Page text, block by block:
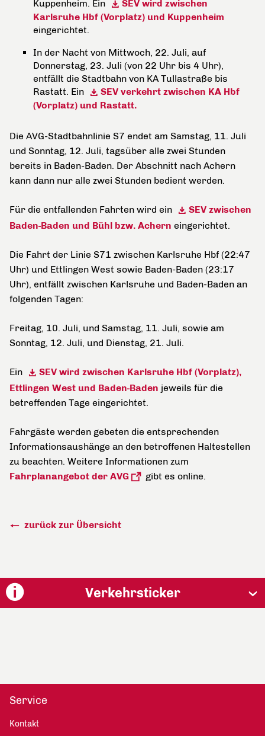
Kuppenheim. Ein
SEV wird zwischen
Karlsruhe Hbf (Vorplatz) und Kuppenheim
eingerichtet.
In der Nacht von Mittwoch, 22. Juli, auf
Donnerstag, 23. Juli (von 22 Uhr bis 4 Uhr),
entfällt die Stadtbahn von KA Tullastraße bis
Rastatt. Ein
SEV verkehrt zwischen KA Hbf
(Vorplatz) und Rastatt.
Die AVG-Stadtbahnlinie S7 endet am Samstag, 11. Juli
und Sonntag, 12. Juli, tagsüber alle zwei Stunden
bereits in Baden-Baden. Der Abschnitt nach Achern
kann dann nur alle zwei Stunden bedient werden.
Für die entfallenden Fahrten wird ein
SEV zwischen
Baden-Baden und Bühl bzw. Achern eingerichtet.
Die Fahrt der Linie S71 zwischen Karlsruhe Hbf (22:47
Uhr) und Ettlingen West sowie Baden-Baden (23:17
Uhr), entfällt zwischen Karlsruhe und Baden-Baden an
folgenden Tagen:
Freitag, 10. Juli, und Samstag, 11. Juli, sowie am
Sonntag, 12. Juli, und Dienstag, 21. Juli.
Ein
SEV wird zwischen Karlsruhe Hbf (Vorplatz),
Ettlingen West und Baden-Baden jeweils für die
betreffenden Tage eingerichtet.
Fahrgäste werden gebeten die entsprechenden
Informationsaushänge an den betroffenen Haltestellen
zu beachten. Weitere Informationen zum
Fahrplanangebot der AVG
gibt es online.
zurück zur Übersicht
Verkehrsticker
Service
Kontakt